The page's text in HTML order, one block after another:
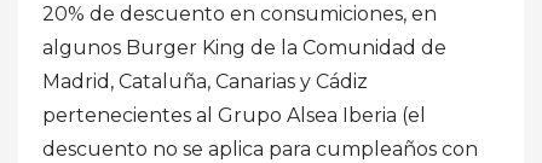
20% de descuento en consumiciones, en
algunos Burger King de la Comunidad de
Madrid, Cataluña, Canarias y Cádiz
pertenecientes al Grupo Alsea Iberia (el
descuento no se aplica para cumpleaños con